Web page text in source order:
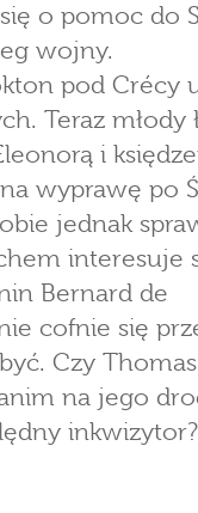
o pomoc do
wojny.
pod Crécy
Teraz młody
i
wyprawę po
jednak
interesuje
Bernard de
cofnie się
Czy Thomas
na jego
inkwizytor?